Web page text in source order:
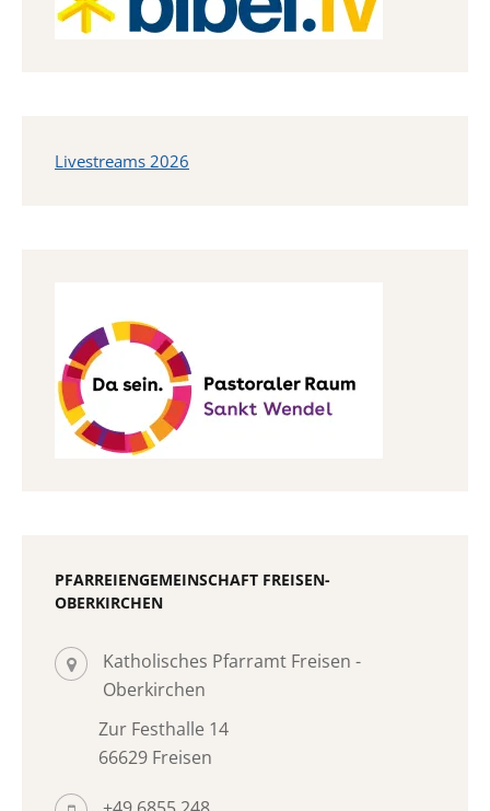
Livestreams 2026
PFARREIENGEMEINSCHAFT FREISEN-
OBERKIRCHEN
Katholisches Pfarramt Freisen -
Oberkirchen
Zur Festhalle 14
66629 Freisen